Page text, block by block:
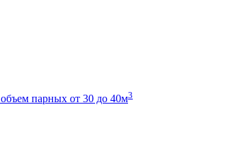
объем парных от 30 до 40м3